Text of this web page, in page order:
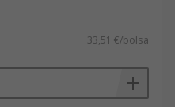
33,51 €/bolsa